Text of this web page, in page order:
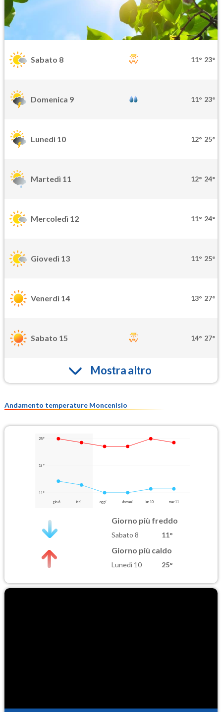
Sabato 8 11° 23°
Domenica 9 11° 23°
Lunedì 10 12° 25°
Martedì 11 12° 24°
Mercoledì 12 11° 24°
Giovedì 13 11° 25°
Venerdì 14 13° 27°
Sabato 15 14° 27°
Mostra altro
Andamento temperature Moncenisio
25°
18°
11°
gio 6 ieri oggi domani lun 10 mar 11
Giorno più freddo
Sabato 8 11°
Giorno più caldo
Lunedì 10 25°